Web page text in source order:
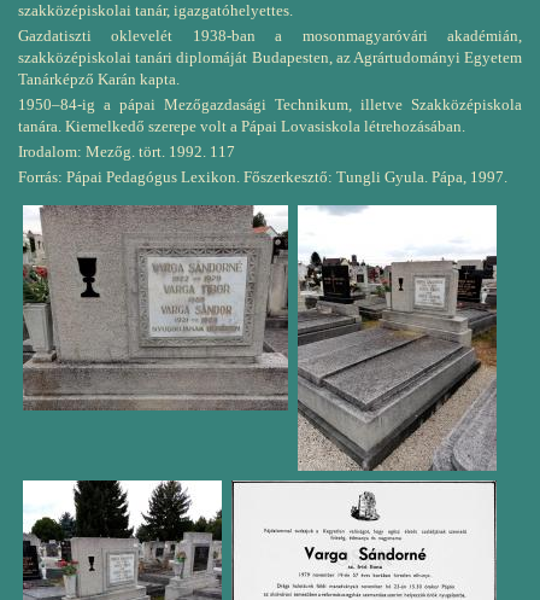
szakközépiskolai tanár, igazgatóhelyettes.
Gazdatiszti oklevelét 1938-ban a mosonmagyaróvári akadémián,
szakközépiskolai tanári diplomáját Budapesten, az Agrártudományi Egyetem
Tanárképző Karán kapta.
1950–84-ig a pápai Mezőgazdasági Technikum, illetve Szakközépiskola
tanára. Kiemelkedő szerepe volt a Pápai Lovasiskola létrehozásában.
Irodalom: Mezőg. tört. 1992. 117
Forrás: Pápai Pedagógus Lexikon. Főszerkesztő: Tungli Gyula. Pápa, 1997.